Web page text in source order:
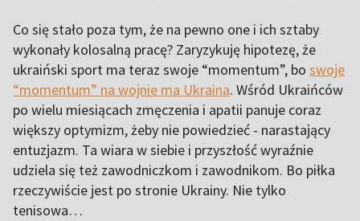
Co się stało poza tym, że na pewno one i ich sztaby
wykonały kolosalną pracę? Zaryzykuję hipotezę, że
ukraiński sport ma teraz swoje “momentum”, bo swoje
“momentum” na wojnie ma Ukraina. Wśród Ukraińców
po wielu miesiącach zmęczenia i apatii panuje coraz
większy optymizm, żeby nie powiedzieć - narastający
entuzjazm. Ta wiara w siebie i przyszłość wyraźnie
udziela się też zawodniczkom i zawodnikom. Bo piłka
rzeczywiście jest po stronie Ukrainy. Nie tylko
tenisowa…